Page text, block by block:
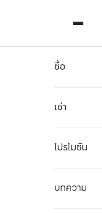
ซื้อ
เช่า
โปรโมชัน
บทความ